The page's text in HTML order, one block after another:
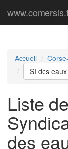
Accueil
SI des
Liste
des